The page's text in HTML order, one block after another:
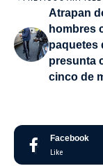
Atrapan
hombres
paquetes
presunta
cinco de
Facebook
Like